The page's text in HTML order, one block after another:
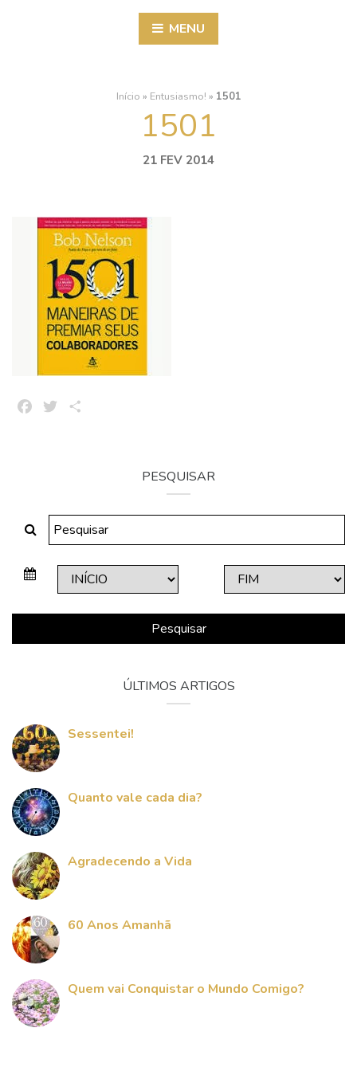
MENU
Início » Entusiasmo! » 1501
1501
21 FEV 2014
FacebookTwitter
PESQUISAR
Pesquisar
ÚLTIMOS ARTIGOS
Sessentei!
Quanto vale cada dia?
Agradecendo a Vida
60 Anos Amanhã
Quem vai Conquistar o Mundo Comigo?